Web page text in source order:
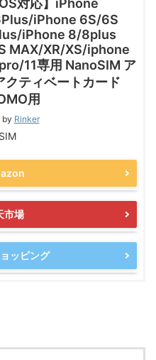
iPhone 6S/6S
iPhone 8/8plus
MAX/XR/XS/iphone
11専用 NanoSIM ア
クティベートカード
用
by Rinker
市場
ッピング